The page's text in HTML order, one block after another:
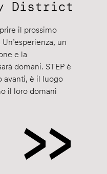
il prossimo
un
e la
domani. STEP è
avanti, è il luogo
il loro domani